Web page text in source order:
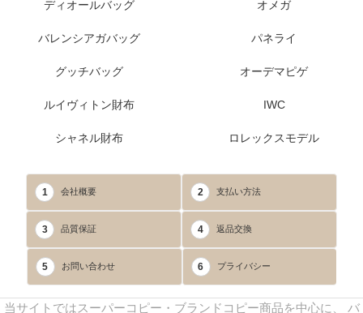
ディオールバッグ
バレンシアガバッグ
グッチバッグ
ルイヴィトン財布
シャネル財布
オメガ
パネライ
オーデマピゲ
IWC
ロレックスモデル
1 会社概要 2 支払い方法
3 品質保証 4 返品交換
5 お問い合わせ 6 プライバシー
当サイトではスーパーコピー・ブランドコピー商品を中心に、 バ